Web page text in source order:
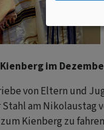
im
von Eltern und
am Nikolaustag
Kienberg zu